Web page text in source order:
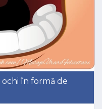
în formă de